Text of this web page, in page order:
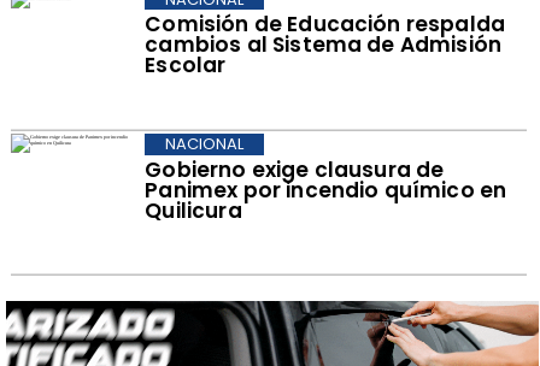
Comisión de Educación respalda
cambios al Sistema de Admisión
Escolar
Gobierno exige clausura de
Panimex por incendio químico en
Quilicura
NACIONAL